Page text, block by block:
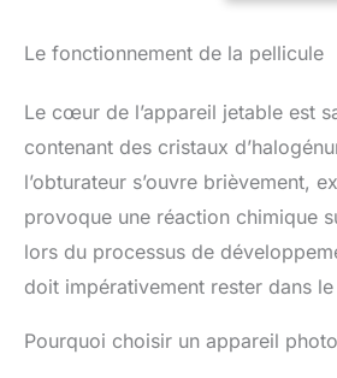
de batterie
préalable,
COMPACT
facile à
partout.
TOUS
pour les
souvenirs
Le fonctionnement de la pellicule
Le cœur de l’appareil jetable est
contenant des cristaux
l’obturateur s’ouvre brièvement,
provoque une réaction chimique
lors du processus de
doit impérativement rester dans
Pourquoi choisir un appareil